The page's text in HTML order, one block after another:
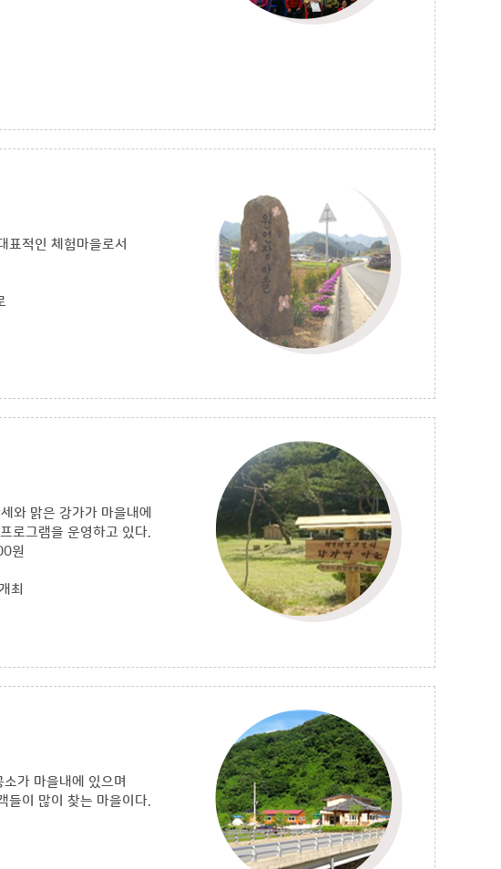
표적인 체험마을로서
와 맑은 강가가 마을내에
로그램을 운영하고 있다.
원
최
가 마을내에 있으며
들이 많이 찾는 마을이다.